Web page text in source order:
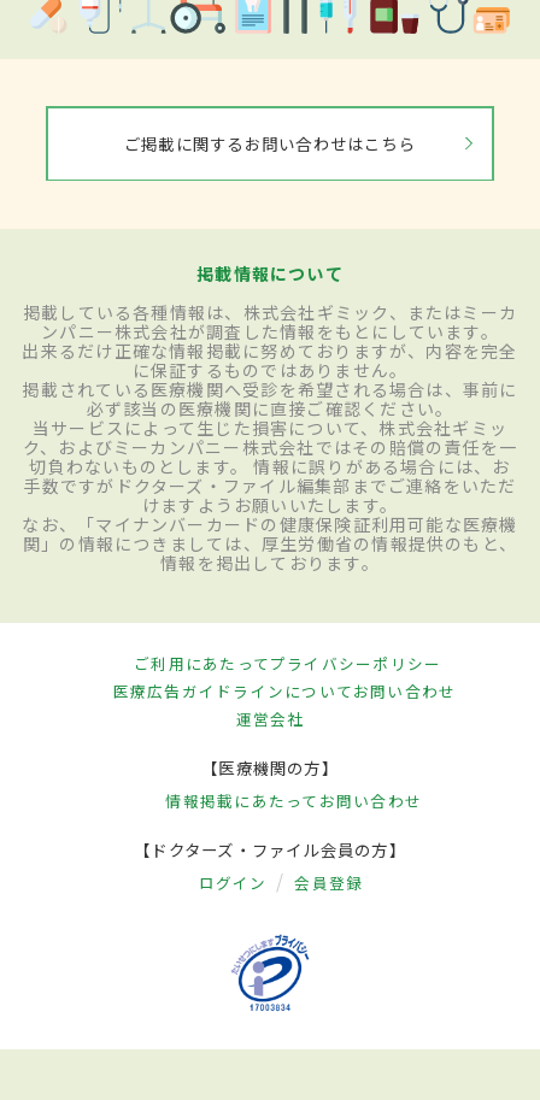
ご掲載に関するお問い合わせはこちら
掲載情報について
掲載している各種情報は、株式会社ギミック、またはミーカ
ンパニー株式会社が調査した情報をもとにしています。
出来るだけ正確な情報掲載に努めておりますが、内容を完全
に保証するものではありません。
掲載されている医療機関へ受診を希望される場合は、事前に
必ず該当の医療機関に直接ご確認ください。
当サービスによって生じた損害について、株式会社ギミッ
ク、およびミーカンパニー株式会社ではその賠償の責任を一
切負わないものとします。 情報に誤りがある場合には、お
手数ですがドクターズ・ファイル編集部までご連絡をいただ
けますようお願いいたします。
なお、「マイナンバーカードの健康保険証利用可能な医療機
関」の情報につきましては、厚生労働省の情報提供のもと、
情報を掲出しております。
ご利用にあたってプライバシーポリシー
医療広告ガイドラインについてお問い合わせ
運営会社
【医療機関の方】
情報掲載にあたって お問い合わせ
【ドクターズ・ファイル会員の方】
ログイン 会員登録